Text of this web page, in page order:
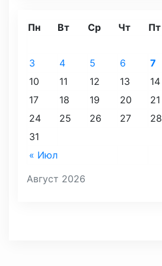
Август 2026
Пн Вт Ср Чт Пт
« Июл
3
4 5 6 7
10
11 12 13 14
17
18 19 20 21
24
25 26 27 28
31